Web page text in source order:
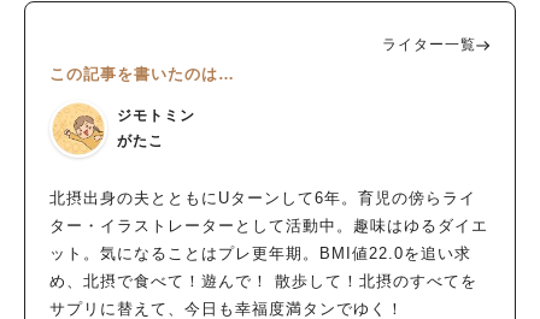
ライター一覧
この記事を書いたのは…
ジモトミン
がたこ
北摂出身の夫とともにUターンして6年。育児の傍らライ
ター・イラストレーターとして活動中。趣味はゆるダイエ
ット。気になることはプレ更年期。BMI値22.0を追い求
め、北摂で食べて！遊んで！ 散歩して！北摂のすべてを
サプリに替えて、今日も幸福度満タンでゆく！